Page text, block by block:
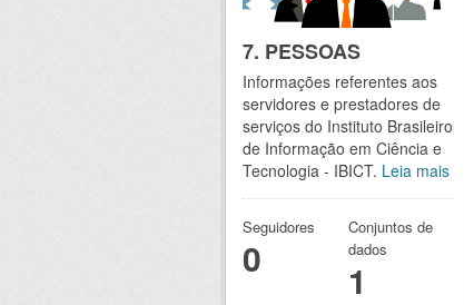
7. PESSOAS
Informações referentes aos
servidores e prestadores de
serviços do Instituto Brasileiro
de Informação em Ciência e
Tecnologia - IBICT. Leia mais
Seguidores
0
Conjuntos de
dados
1